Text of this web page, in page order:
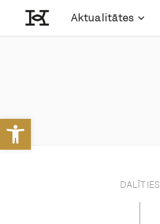
Open toolbar
Aktualitātes
DALĪTIES